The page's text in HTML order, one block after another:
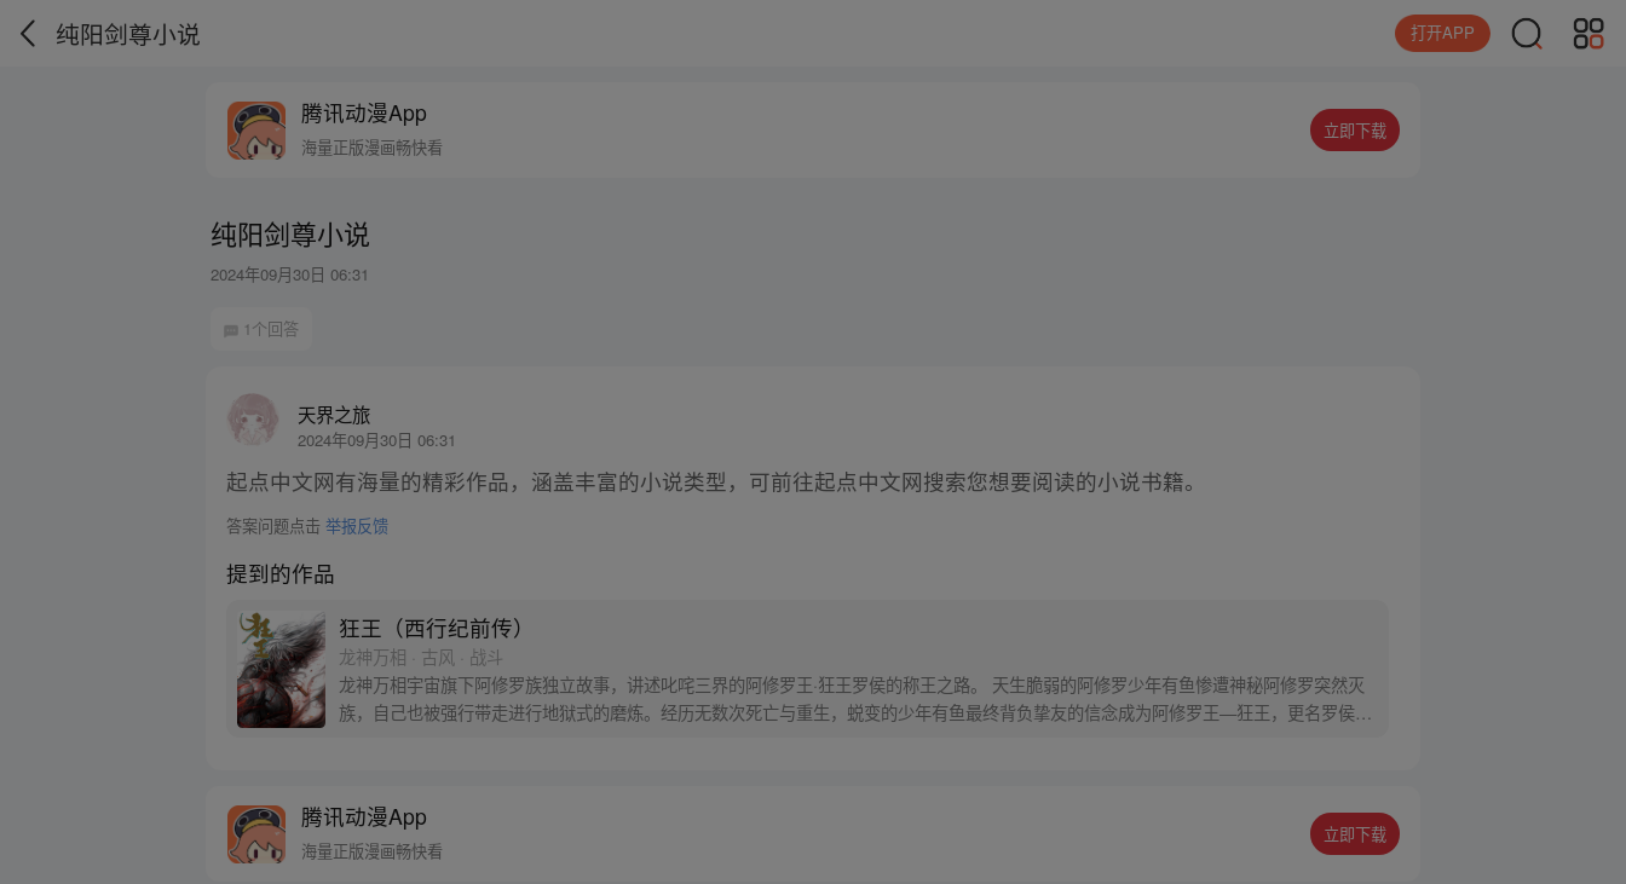
纯阳剑尊小说 打开APP
腾讯动漫App
海量正版漫画畅快看
立即下载
纯阳剑尊小说
2024年09月30日 06:31
1个回答
天界之旅
2024年09月30日 06:31
起点中文网有海量的精彩作品，涵盖丰富的小说类型，可前往起点中文网搜索您想要阅读的小说书籍。
答案问题点击举报反馈
提到的作品
狂王（西行纪前传）
龙神万相 · 古风 · 战斗
龙神万相宇宙旗下阿修罗族独立故事，讲述叱咤三界的阿修罗王·狂王罗侯的称王之路。 天生脆弱的阿修罗少年有鱼惨遭神秘阿修罗突然灭
族，自己也被强行带走进行地狱式的磨炼。经历无数次死亡与重生，蜕变的少年有鱼最终背负挚友的信念成为阿修罗王—狂王，更名罗侯。
腾讯动漫App
海量正版漫画畅快看
立即下载